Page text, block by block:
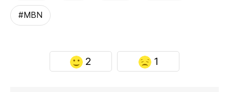
#MBN
2 1